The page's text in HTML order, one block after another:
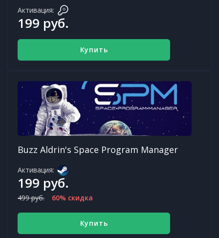
Активация:
199 руб.
Купить
Buzz Aldrin's Space Program Manager
Активация:
199 руб.
499 руб. 60% скидка
Купить